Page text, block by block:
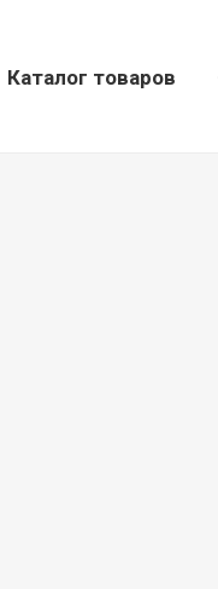
Каталог товаров